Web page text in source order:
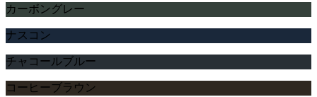
カーボングレー
ナスコン
チャコールブルー
コーヒーブラウン